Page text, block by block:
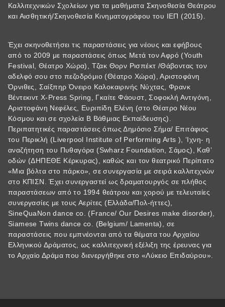
Καλλιτεχνικών Σχολείων για τα μαθήματα Σκηνοθεσία Θεάτρου
και Αισθητική/Σκηνοθεσία Κινηματογράφου του ΙΕΠ (2015).
Έχει σκηνοθετήσει τις παραστάσεις για νέους και εφήβους
από το 2009 με παραστάσεις όπως Μετά τον Αφρό (Youth
Festival, Θέατρο Χώρα), Tζακ Θορν Ρισπέκτ /Θάβοντας τον
αδελφό σου στο πεζοδρόμιο (Θέατρο Χώρα), Αριστοφάνη
Όρνιθες, Σαίξπηρ Όνειρο Καλοκαιρινής Νύχτας, Φρανκ
Βέντεκιντ X-Press Spring, Γκαίτε Φάουστ, Σοφοκλή Αντιγόνη,
Aριστοφάνη Νεφέλες, Ευριπίδη Ελένη (στο Θέατρο Νέου
Κόσμου και σε σχολεία Β Βάθμιας Εκπαίδευσης).
Περιπατητικές παραστάσεις όπως Δημόσιο Σήμα/ Επιτάφιος
του Περικλή (Liverpool Institute of Performing Arts ), ‘Ιχνη- η
αναζήτηση του Πυθαγόρα (Swharz Foundation, Σάμος), Καθ’
οδών (ΔΗΠΕΘΕ Κέρκυρας), καθώς και τον θεατρικό Περίπατο
«Μια βόλτα στο πάρκο», σε συνεργασία με σειρά καλλιτεχνών
στο ΚΠΙΣΝ. Έχει συνεργαστεί ως δραματουργός σε πλήθος
παραστάσεων από το 1994 θεάτρου και χορού με τελευταίες
συνεργασίες με τους Αερίτες (Ελλάδα/Πολ-ήττες),
SineQuaNon dance co. (France/ Οur Desires make disorder),
Siamese Twins dance co. (Belgium/ Lamenta), σε
παραστάσεις που εμπνέονται από τα θέματα του Αρχαίου
Ελληνικού Δράματος, ως καλλιτεχνική εξέλιξη της έρευνας για
το Αρχαίο Δράμα που διενεργήθηκε στο «Λύκειο Επιδαύρου».